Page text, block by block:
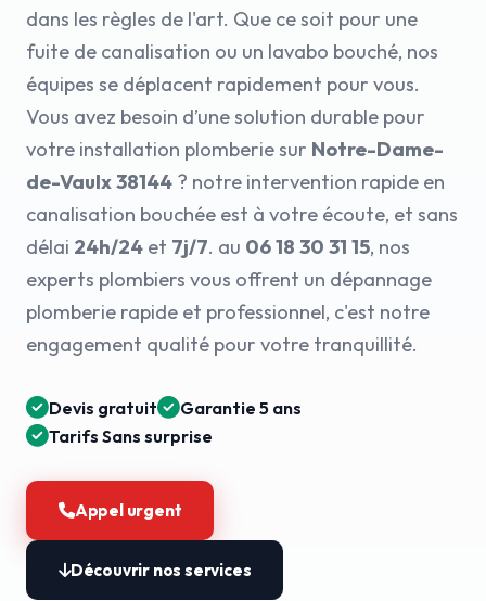
dans les règles de l'art. Que ce soit pour une
fuite de canalisation ou un lavabo bouché, nos
équipes se déplacent rapidement pour vous.
Vous avez besoin d’une solution durable pour
votre installation plomberie sur Notre-Dame-
de-Vaulx 38144 ? notre intervention rapide en
canalisation bouchée est à votre écoute, et sans
délai 24h/24 et 7j/7. au 06 18 30 31 15, nos
experts plombiers vous offrent un dépannage
plomberie rapide et professionnel, c'est notre
engagement qualité pour votre tranquillité.
Devis gratuit
Garantie 5 ans
Tarifs Sans surprise
Appel urgent
Découvrir nos services